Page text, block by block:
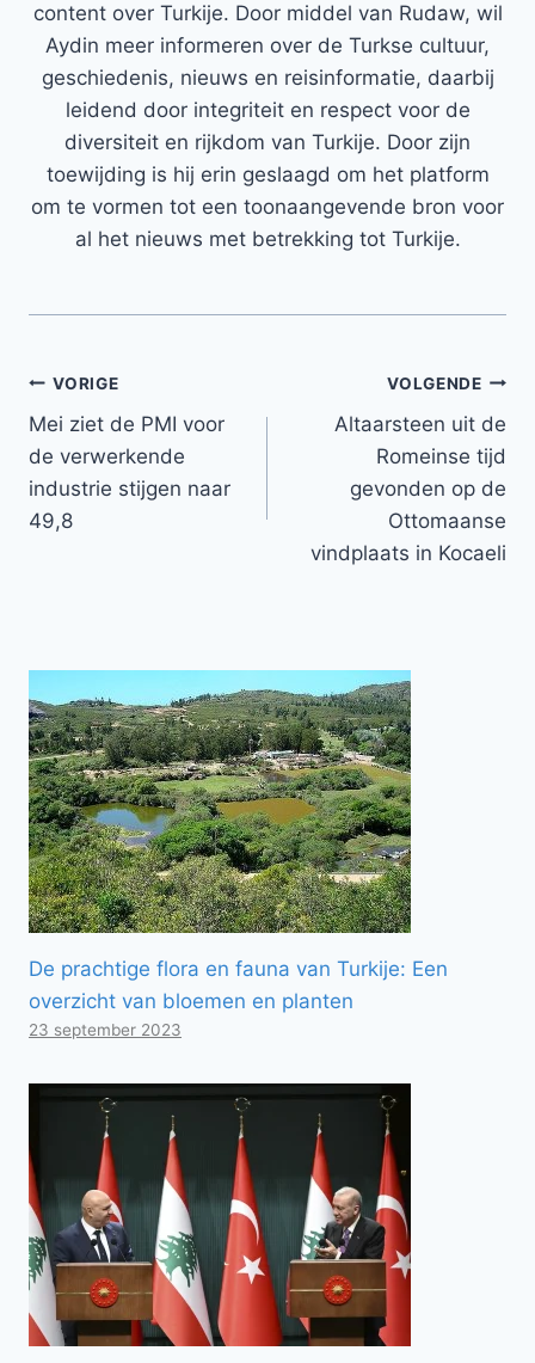
content over Turkije. Door middel van Rudaw, wil
Aydin meer informeren over de Turkse cultuur,
geschiedenis, nieuws en reisinformatie, daarbij
leidend door integriteit en respect voor de
diversiteit en rijkdom van Turkije. Door zijn
toewijding is hij erin geslaagd om het platform
om te vormen tot een toonaangevende bron voor
al het nieuws met betrekking tot Turkije.
Bericht
navigatie
VORIGE
Mei ziet de PMI voor
de verwerkende
industrie stijgen naar
49,8
VOLGENDE
Altaarsteen uit de
Romeinse tijd
gevonden op de
Ottomaanse
vindplaats in Kocaeli
De prachtige flora en fauna van Turkije: Een
overzicht van bloemen en planten
23 september 2023